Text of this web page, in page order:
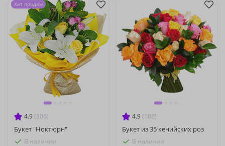
4.9 (306)
Букет "Ноктюрн"
В наличии
Хит продаж
4.9 (186)
Букет из 35 кенийских роз
В наличии